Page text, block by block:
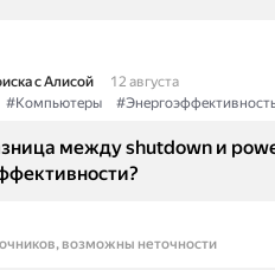
с Алисой
12 августа
#Компьютеры
между shutdown и
возможны неточности